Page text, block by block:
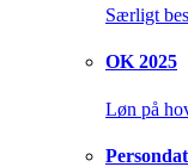
Særligt
OK 2025
Løn på